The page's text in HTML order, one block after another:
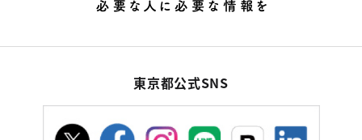
東京都公式SNS